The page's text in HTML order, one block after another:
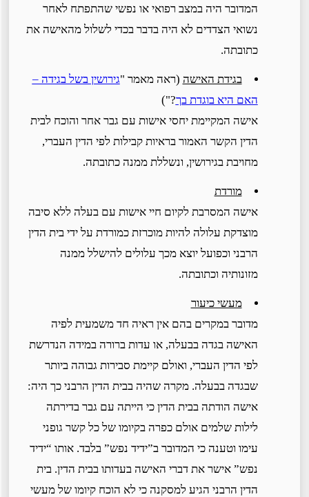
המדובר היה במצב רפואי או נפשי שהתפתח לאחר
נשואי הצדדים לא היה בדבר בכדי לשלול מהאישה את
כתובתה.
בגידת האישה(ראה מאמר " גירושין בשל בגידה –
האם היא בוגדת בך?")
אישה המקיימת יחסי אישות עם גבר אחר והוכח לבית
הדין הקשר האמור בראיות קבילות לפי הדין העברי,
מחויבת בגירושין, ונשללת ממנה כתובתה.
מורדת
אישה המסרבת לקיום חיי אישות עם בעלה ללא סיבה
מוצדקת עלולה להיות מוכרזת כמורדת על ידי בית הדין
הרבני וכפועל יוצא מכך עלולים להישלל ממנה
מזונותיה וכתובתה.
מעשי כיעור
מדובר במקרים בהם אין ראיה חד משמעית לפיה
האישה בגדה בבעלה, או עדות ברורה במידה הנדרשת
לפי הדין העברי, ואולם קיימת סבירות גבוהה ביותר
שבגדה בבעלה. מקרה שהיה בבית הדין הרבני כך היה:
אישה הודתה בבית הדין כי הייתה עם גבר בדירתה
לילות שלמים אולם כפרה בקיומו של כל קשר גופני
עימו וטענה כי המדובר ב”ידיד נפש” בלבד. אותו “ידיד
נפש” אישר את דברי האישה בעדותו בבית הדין. בית
הדין הרבני הגיע למסקנה כי לא הוכח קיומו של מעשי